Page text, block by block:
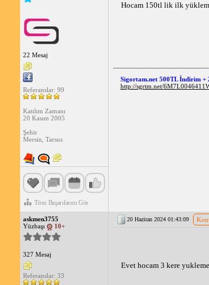
22 Mesaj
Referanslar: 99
Katılım Zamanı
20 Kasım 2005
Şehir
Mersin, Tarsus
Tüm Başarılarını Gör
Hocam 150tl lik ilk
Sigortam.net 500TL İndirim +
http://sgrtm.net/
askmen3755
Yüzbaşı
10+
327 Mesaj
Referanslar: 33
20 Haziran 2024 01:43:09
Evet hocam 3 kere